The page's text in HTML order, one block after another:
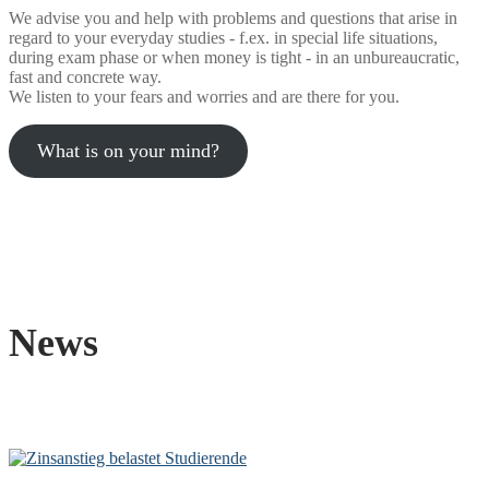
We advise you and help with problems and questions that arise in
regard to your everyday studies - f.ex. in special life situations,
during exam phase or when money is tight - in an unbureaucratic,
fast and concrete way.
We listen to your fears and worries and are there for you.
What is on your mind?
News